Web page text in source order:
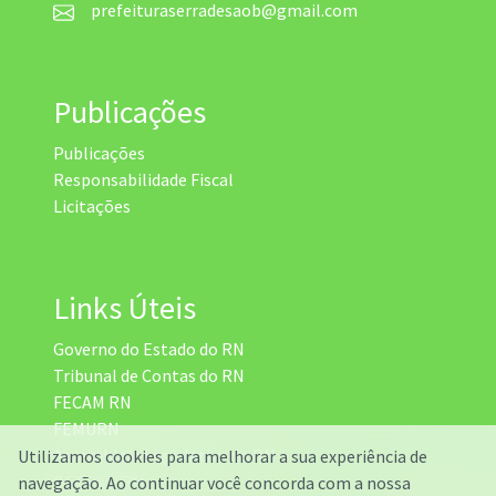
prefeituraserradesaob@gmail.com
Publicações
Publicações
Responsabilidade Fiscal
Licitações
Links Úteis
Governo do Estado do RN
Tribunal de Contas do RN
FECAM RN
FEMURN
Assembleia Legislativa do RN
DETRAN RN
Utilizamos cookies para melhorar a sua experiência de
navegação. Ao continuar você concorda com a nossa